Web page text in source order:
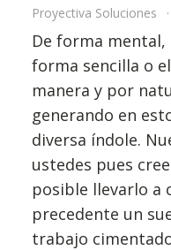
Proyectiva Soluciones
De forma
forma sencilla o
manera y por
generando en
diversa índole.
ustedes pues
posible llevarlo a
precedente un
trabajo